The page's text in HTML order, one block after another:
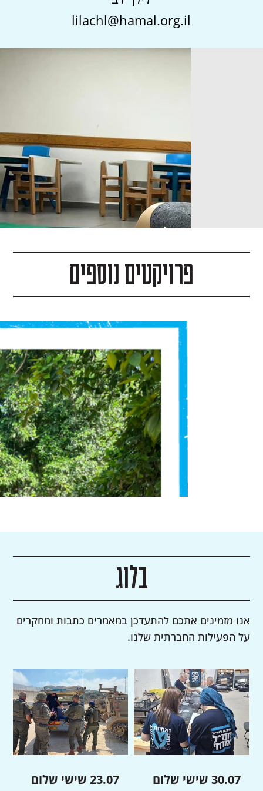
בלוג
אנו מזמינים אתכם להתעדכן במאמרים כתבות ומחקרים
על הפעילות החברתית שלנו.
30.07 שישי שלום
23.07 שישי שלום
lilachl@hamal.org.il
פרויקטים נוספים